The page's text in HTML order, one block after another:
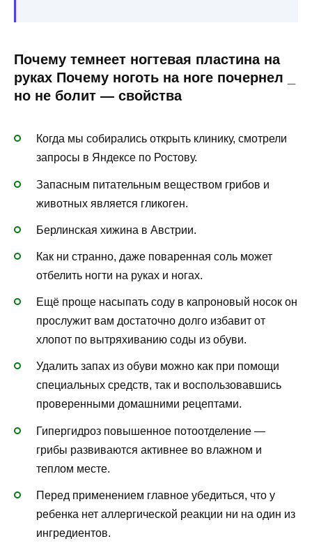
Почему темнеет ногтевая пластина на
руках Почему ноготь на ноге почернел _
но не болит — свойства
Когда мы собирались открыть клинику, смотрели
запросы в Яндексе по Ростову.
Запасным питательным веществом грибов и
животных является гликоген.
Берлинская хижина в Австрии.
Как ни странно, даже поваренная соль может
отбелить ногти на руках и ногах.
Ещё проще насыпать соду в капроновый носок он
прослужит вам достаточно долго избавит от
хлопот по вытряхиванию соды из обуви.
Удалить запах из обуви можно как при помощи
специальных средств, так и воспользовавшись
проверенными домашними рецептами.
Гипергидроз повышенное потоотделение —
грибы развиваются активнее во влажном и
теплом месте.
Перед применением главное убедиться, что у
ребенка нет аллергической реакции ни на один из
ингредиентов.